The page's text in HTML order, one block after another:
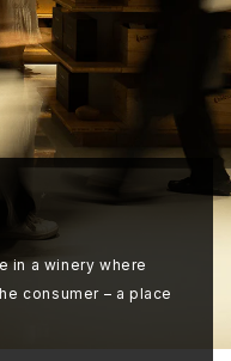
in a winery where
consumer – a place